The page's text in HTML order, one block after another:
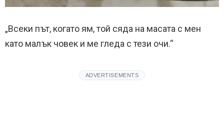
„Всеки път, когато ям, той сяда на масата с мен
като малък човек и ме гледа с тези очи.“
ADVERTISEMENTS